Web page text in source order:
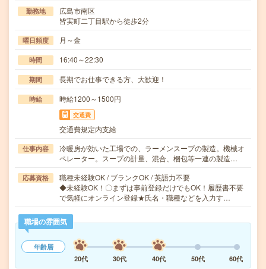
勤務地
広島市南区
皆実町二丁目駅から徒歩2分
曜日頻度 月～金
時間 16:40～22:30
期間 長期でお仕事できる方、大歓迎！
時給 時給1200～1500円
交通費
交通費規定内支給
仕事内容
冷暖房が効いた工場での、ラーメンスープの製造。機械オ
ペレーター。スープの計量、混合、梱包等一連の製造…
応募資格
職種未経験OK / ブランクOK / 英語力不要
◆未経験OK！〇まずは事前登録だけでもOK！履歴書不要
で気軽にオンライン登録★氏名・職種などを入力す…
職場の雰囲気
年齢層
20代
30代 40代 50代 60代